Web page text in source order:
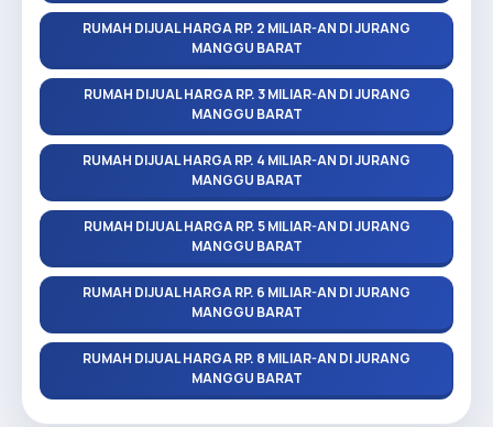
RUMAH DIJUAL HARGA RP. 2 MILIAR-AN DI JURANG
MANGGU BARAT
RUMAH DIJUAL HARGA RP. 3 MILIAR-AN DI JURANG
MANGGU BARAT
RUMAH DIJUAL HARGA RP. 4 MILIAR-AN DI JURANG
MANGGU BARAT
RUMAH DIJUAL HARGA RP. 5 MILIAR-AN DI JURANG
MANGGU BARAT
RUMAH DIJUAL HARGA RP. 6 MILIAR-AN DI JURANG
MANGGU BARAT
RUMAH DIJUAL HARGA RP. 8 MILIAR-AN DI JURANG
MANGGU BARAT